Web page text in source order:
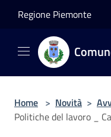
Regione Piemonte
Home > Novità >
Politiche del lavoro _